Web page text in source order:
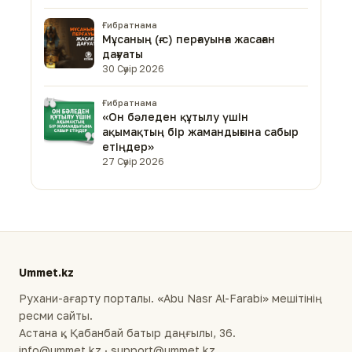
Ғибратнама
Мұсаның (ғ.с) перғауынға жасаған
дағуаты
30 Сәуір 2026
Ғибратнама
«Он бәледен құтылу үшін
ақымақтың бір жамандығына сабыр
етіңдер»
27 Сәуір 2026
Ummet.kz
Рухани-ағарту порталы. «Abu Nasr Al-Farabi» мешітінің
ресми сайты.
Астана қ., Қабанбай батыр даңғылы, 36.